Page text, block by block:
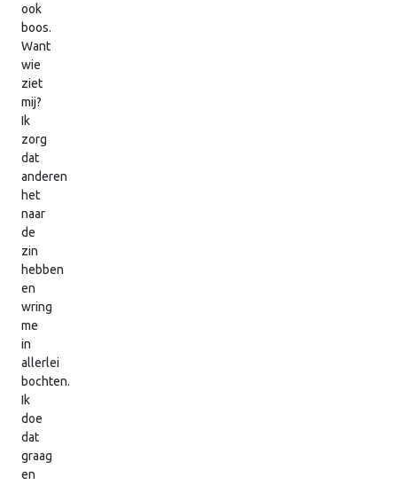
ook
boos.
Want
wie
ziet
mij?
Ik
zorg
dat
anderen
het
naar
de
zin
hebben
en
wring
me
in
allerlei
bochten.
Ik
doe
dat
graag
en